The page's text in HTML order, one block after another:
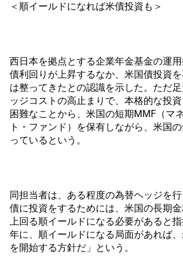
＜順イールドになれば米債投資も＞
西日本を拠点とする企業年金基金の運
債利回りが上昇するなか、米国債投資
は整ってきたとの認識を示した。ただ
ッジコストの高止まりで、本格的な投
困難なことから、米国の短期MMF（マ
ト・ファンド）を保有しながら、米国
っているという。
同担当者は、ある程度の為替ヘッジを
債に投資をするためには、米国の長期
上回る順イールドになる必要があると
年に、順イールドになる局面があれば
を開始する方針だ」という。